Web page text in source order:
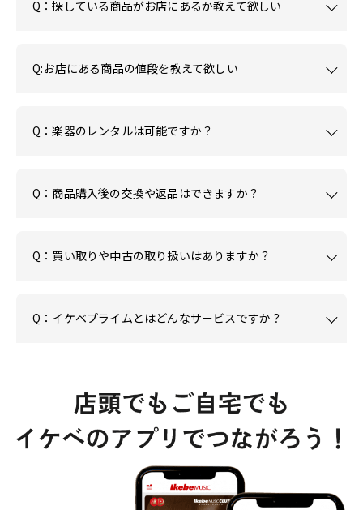
Q：探している商品がお店にあるか教えて欲しい
Q:お店にある商品の値段を教えて欲しい
Q：楽器のレンタルは可能ですか？
Q：商品購入後の交換や返品はできますか？
Q：買い取りや中古の取り扱いはありますか？
Q：イケベプライムとはどんなサービスですか？